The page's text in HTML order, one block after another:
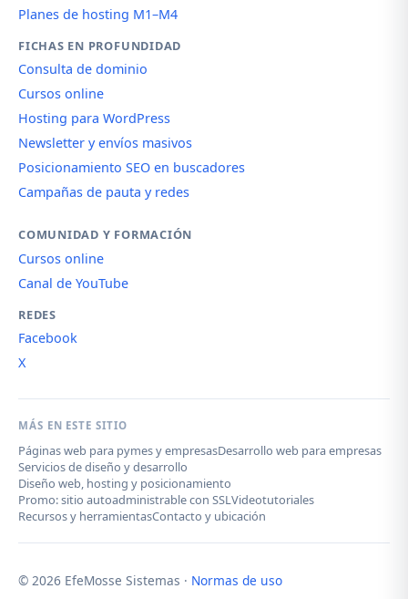
Planes de hosting M1–M4
FICHAS EN PROFUNDIDAD
Consulta de dominio
Cursos online
Hosting para WordPress
Newsletter y envíos masivos
Posicionamiento SEO en buscadores
Campañas de pauta y redes
COMUNIDAD Y FORMACIÓN
Cursos online
Canal de YouTube
REDES
Facebook
X
MÁS EN ESTE SITIO
Páginas web para pymes y empresasDesarrollo web para empresas
Servicios de diseño y desarrollo
Diseño web, hosting y posicionamiento
Promo: sitio autoadministrable con SSLVideotutoriales
Recursos y herramientasContacto y ubicación
© 2026 EfeMosse Sistemas · Normas de uso